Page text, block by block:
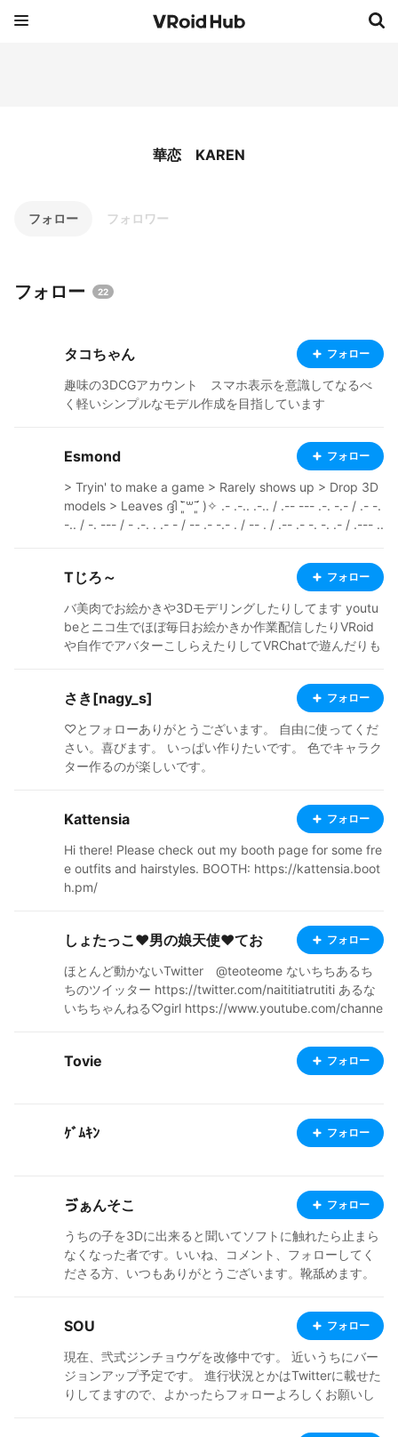
華恋 KAREN
フォロー フォロワー
フォロー 22
タコちゃん フォロー
趣味の3DCGアカウント スマホ表示を意識してなるべ
く軽いシンプルなモデル作成を目指しています
Esmond フォロー
> Tryin' to make a game > Rarely shows up > Drop 3D
models > Leaves ദ്ദി ˉ͈̀꒳ˉ͈́ )✧ .- .-.. .-.. / .-- --- .-. -.- / .- -.
-.. / -. --- / - .-. . .- - / -- .- -.- . / -- . / .-- .- -. -. .- / .--- ..
------------ Pixiv: https://www.pixiv.net/en/users/6588
2243 Ko-fi: https://ko-fi.com/esm0nd Youtube: https://
www.youtube.com/@E5monD Itch.io: https://e5mond.i
tch.io/
Tじろ～ フォロー
バ美肉でお絵かきや3Dモデリングしたりしてます youtu
beとニコ生でほぼ毎日お絵かきか作業配信したりVRoid
や自作でアバターこしらえたりしてVRChatで遊んだりも
さき[nagy_s] フォロー
♡とフォローありがとうございます。 自由に使ってくだ
さい。喜びます。 いっぱい作りたいです。 色でキャラク
ター作るのが楽しいです。
Kattensia フォロー
Hi there! Please check out my booth page for some fre
e outfits and hairstyles. BOOTH: https://kattensia.boot
h.pm/
しょたっこ❤男の娘天使❤てお フォロー
ほとんど動かないTwitter @teoteome ないちちあるち
ちのツイッター https://twitter.com/naititiatrutiti あるな
いちちゃんねる♡girl https://www.youtube.com/channe
ねる◭boy https://www.youtube.com/channel/UCHY0H
XUh2Pdt958qJP-pXXA steam friendchord 902988
Tovie フォロー
ｹﾞﾑｷﾝ フォロー
ゔぁんそこ フォロー
うちの子を3Dに出来ると聞いてソフトに触れたら止まら
なくなった者です。いいね、コメント、フォローしてく
ださる方、いつもありがとうございます。靴舐めます。
SOU フォロー
現在、弐式ジンチョウゲを改修中です。 近いうちにバー
ジョンアップ予定です。 進行状況とかはTwitterに載せた
りしてますので、よかったらフォローよろしくお願いし